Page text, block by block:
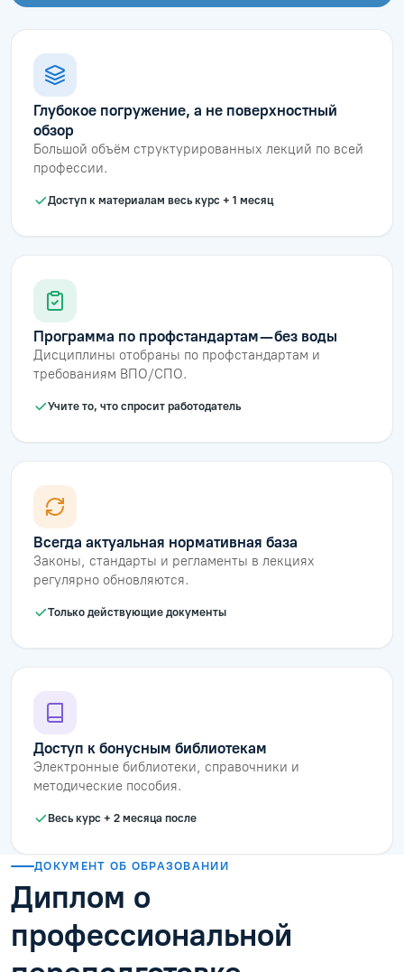
Глубокое погружение, а не поверхностный
обзор
Большой объём структурированных лекций по всей
профессии.
Доступ к материалам весь курс + 1 месяц
Программа по профстандартам — без воды
Дисциплины отобраны по профстандартам и
требованиям ВПО/СПО.
Учите то, что спросит работодатель
Всегда актуальная нормативная база
Законы, стандарты и регламенты в лекциях
регулярно обновляются.
Только действующие документы
Доступ к бонусным библиотекам
Электронные библиотеки, справочники и
методические пособия.
Весь курс + 2 месяца после
ДОКУМЕНТ ОБ ОБРАЗОВАНИИ
Диплом о
профессиональной